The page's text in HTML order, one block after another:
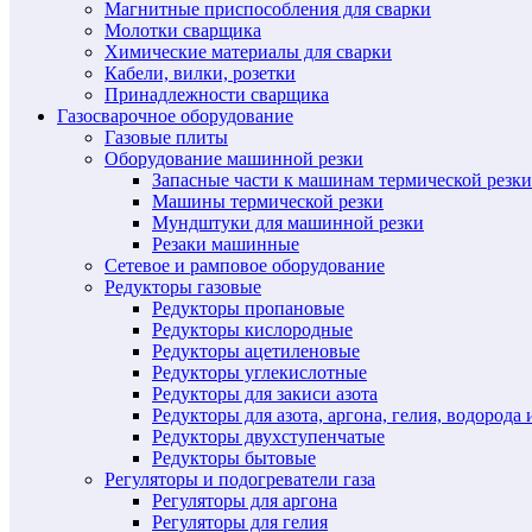
Магнитные приспособления для сварки
Молотки сварщика
Химические материалы для сварки
Кабели, вилки, розетки
Принадлежности сварщика
Газосварочное оборудование
Газовые плиты
Оборудование машинной резки
Запасные части к машинам термической резки
Машины термической резки
Мундштуки для машинной резки
Резаки машинные
Сетевое и рамповое оборудование
Редукторы газовые
Редукторы пропановые
Редукторы кислородные
Редукторы ацетиленовые
Редукторы углекислотные
Редукторы для закиси азота
Редукторы для азота, аргона, гелия, водорода
Редукторы двухступенчатые
Редукторы бытовые
Регуляторы и подогреватели газа
Регуляторы для аргона
Регуляторы для гелия